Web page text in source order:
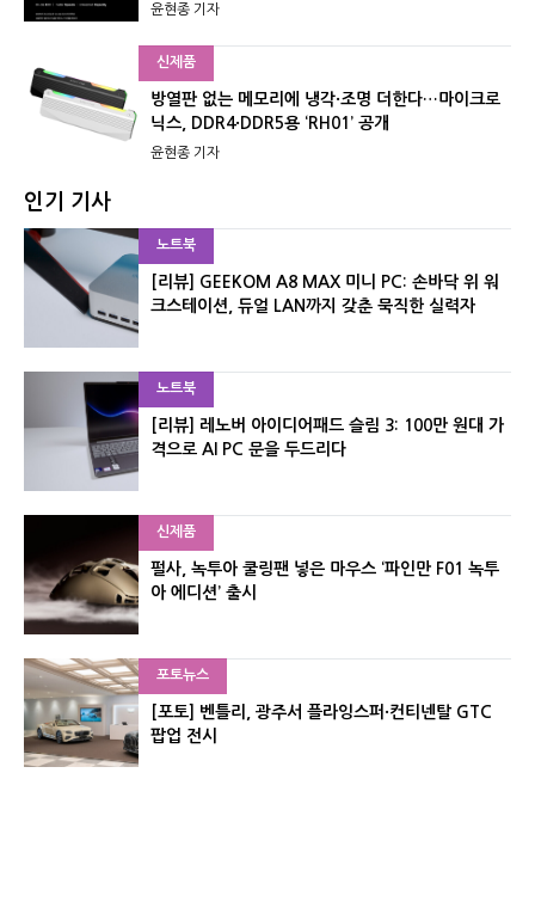
윤현종 기자
신제품
방열판 없는 메모리에 냉각·조명 더한다…마이크로
닉스, DDR4·DDR5용 ‘RH01’ 공개
윤현종 기자
인기 기사
노트북
[리뷰] GEEKOM A8 MAX 미니 PC: 손바닥 위 워
크스테이션, 듀얼 LAN까지 갖춘 묵직한 실력자
노트북
[리뷰] 레노버 아이디어패드 슬림 3: 100만 원대 가
격으로 AI PC 문을 두드리다
신제품
펄사, 녹투아 쿨링팬 넣은 마우스 ‘파인만 F01 녹투
아 에디션’ 출시
포토뉴스
[포토] 벤틀리, 광주서 플라잉스퍼·컨티넨탈 GTC
팝업 전시